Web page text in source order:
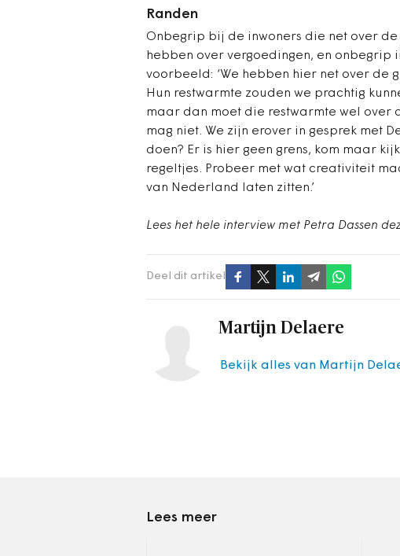
Randen
Onbegrip bij de inwoners die net over
hebben over vergoedingen, en onbegrip
voorbeeld: ‘We hebben hier net over de
Hun restwarmte zouden we prachtig
maar dan moet die restwarmte wel over
mag niet. We zijn erover in gesprek met
doen? Er is hier geen grens, kom maar
regeltjes. Probeer met wat creativiteit
van Nederland laten zitten.’
Lees het hele interview met Petra Dassen
Deel dit artikel
Martijn Delaere
Bekijk alles van Martijn
Lees meer